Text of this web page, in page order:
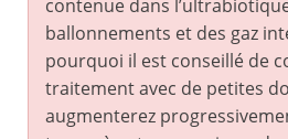
contenue dans
ballonnements et des gaz
pourquoi il est conseillé de
traitement avec de petites
augmenterez